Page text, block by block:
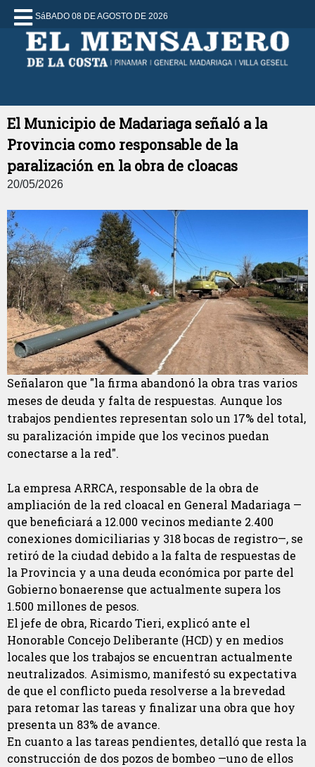
SáBADO 08 DE AGOSTO DE 2026
El Municipio de Madariaga señaló a la
Provincia como responsable de la
paralización en la obra de cloacas
20/05/2026
Señalaron que "la firma abandonó la obra tras varios
meses de deuda y falta de respuestas. Aunque los
trabajos pendientes representan solo un 17% del total,
su paralización impide que los vecinos puedan
conectarse a la red".
La empresa ARRCA, responsable de la obra de
ampliación de la red cloacal en General Madariaga —
que beneficiará a 12.000 vecinos mediante 2.400
conexiones domiciliarias y 318 bocas de registro—, se
retiró de la ciudad debido a la falta de respuestas de
la Provincia y a una deuda económica por parte del
Gobierno bonaerense que actualmente supera los
1.500 millones de pesos.
El jefe de obra, Ricardo Tieri, explicó ante el
Honorable Concejo Deliberante (HCD) y en medios
locales que los trabajos se encuentran actualmente
neutralizados. Asimismo, manifestó su expectativa
de que el conflicto pueda resolverse a la brevedad
para retomar las tareas y finalizar una obra que hoy
presenta un 83% de avance.
En cuanto a las tareas pendientes, detalló que resta la
construcción de dos pozos de bombeo —uno de ellos